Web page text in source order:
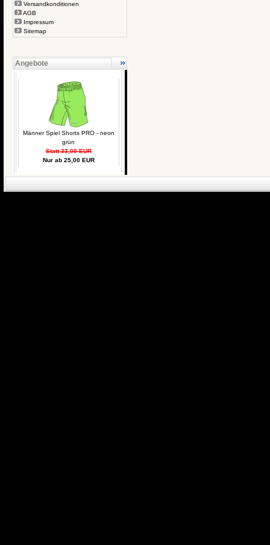
Versandkonditionen
AGB
Impressum
Sitemap
Angebote
Männer Spiel Shorts PRO - neon
grün
Statt 33,00 EUR
Nur ab 25,00 EUR